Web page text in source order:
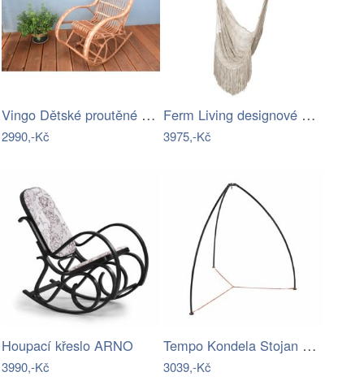
Vingo Dětské proutěné houpací křeslo
2990,-Kč
Ferm Living designové houpací sítě Path…
3975,-Kč
Houpací křeslo ARNO
3990,-Kč
Tempo Kondela Stojan pro závěsné křeslo…
3039,-Kč